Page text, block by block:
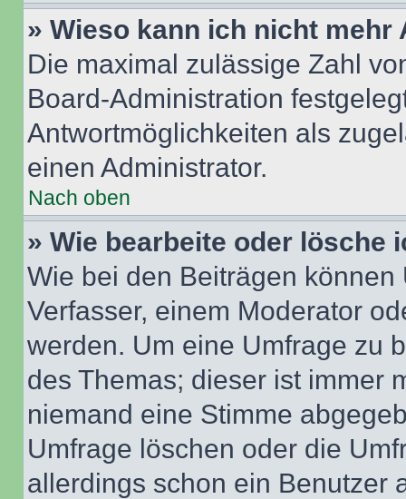
» Wieso kann ich nicht
Die maximal zulässige Zahl
Board-Administration
Antwortmöglichkeiten als
einen Administrator.
Nach oben
» Wie bearbeite oder lösche
Wie bei den Beiträgen
Verfasser, einem Moderator
werden. Um eine Umfrage zu
des Themas; dieser ist immer
niemand eine Stimme
Umfrage löschen oder die
allerdings schon ein Benutzer